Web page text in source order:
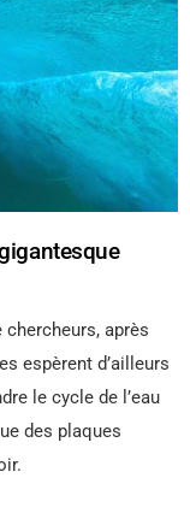
chercheurs, après
espèrent d’ailleurs
le cycle de l’eau
des plaques